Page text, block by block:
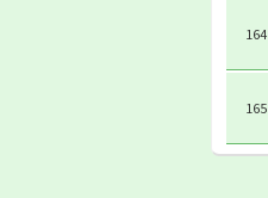
164
165